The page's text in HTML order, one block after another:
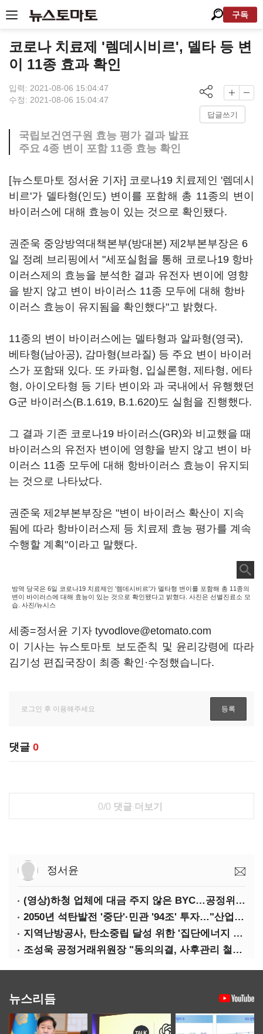
구독
코로나 치료제 '렘데시비르', 델타 등 변
이 11종 효과 확인
입력: 2021-08-06 15:04:47
수정: 2021-08-06 15:04:47
답글쓰기
국립보건연구원 효능 평가 결과 발표
주요 4종 변이 포함 11종 효능 확인
[뉴스토마토 정서윤 기자] 코로나19 치료제인 '렘데시
비르'가 델타형(인도) 변이를 포함해 총 11종의 변이
바이러스에 대해 효능이 있는 것으로 확인됐다.
권준욱 중앙방역대책본부(방대본) 제2부본부장은 6
일 정례 브리핑에서 "세포실험을 통해 코로나19 항바
이러스제의 효능을 분석한 결과 유전자 변이에 영향
을 받지 않고 변이 바이러스 11종 모두에 대해 항바
이러스 효능이 유지됨을 확인했다"고 밝혔다.
11종의 변이 바이러스에는 델타형과 알파형(영국),
베타형(남아공), 감마형(브라질) 등 주요 변이 바이러
스가 포함돼 있다. 또 카파형, 입실론형, 제타형, 에타
형, 아이오타형 등 기타 변이와 과 국내에서 유행했던
G군 바이러스(B.1.619, B.1.620)도 실험을 진행했다.
그 결과 기존 코로나19 바이러스(GR)와 비교했을 때
바이러스의 유전자 변이에 영향을 받지 않고 변이 바
이러스 11종 모두에 대해 항바이러스 효능이 유지되
는 것으로 나타났다.
권준욱 제2부본부장은 "변이 바이러스 확산이 지속
됨에 따라 항바이러스제 등 치료제 효능 평가를 계속
수행할 계획"이라고 말했다.
방역 당국은 6일 코로나19 치료제인 '렘데시비르'가 델타형 변이를 포함해 총 11종의
변이 바이러스에 대해 효능이 있는 것으로 확인됐다고 밝혔다. 사진은 선별진료소 모
습. 사진/뉴시스
세종=정서윤 기자 tyvodlove@etomato.com
이 기사는 뉴스토마토 보도준칙 및 윤리강령에 따라
김기성 편집국장이 최종 확인·수정했습니다.
댓글 0
0/0 댓글 더보기
정서윤
(영상)하청 업체에 대금 주지 않은 BYC…공정위 '제재'
2050년 석탄발전 '중단'·민관 '94조' 투자…"산업계 탄소중립에 고삐"
지역난방공사, 탄소중립 달성 위한 '집단에너지 컨퍼런스' 개최
조성욱 공정거래위원장 "동의의결, 사후관리 철저히 이뤄져야"
뉴스리듬